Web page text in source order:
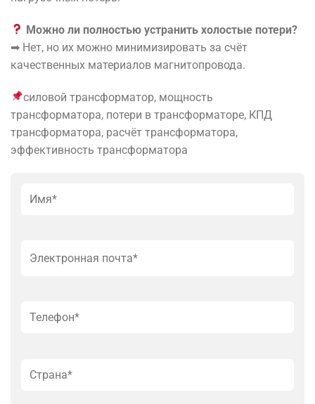
Можно ли полностью устранить холостые потери?
➡ Нет, но их можно минимизировать за счёт
качественных материалов магнитопровода.
силовой трансформатор, мощность
трансформатора, потери в трансформаторе, КПД
трансформатора, расчёт трансформатора,
эффективность трансформатора